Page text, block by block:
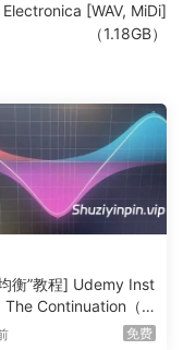
[WAV, MiDi]
（1.18GB）
衡”教程] Udemy Inst
The Continuation（3
免费